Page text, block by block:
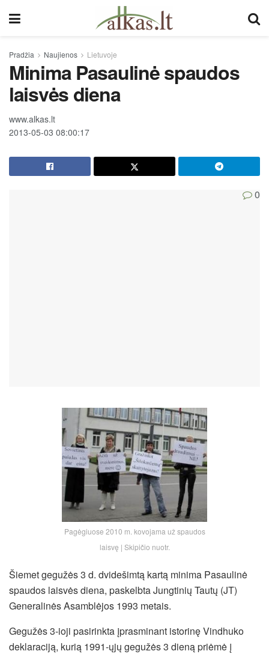
Pradžia Naujienos Lietuvoje
Minima Pasaulinė spaudos
laisvės diena
www.alkas.lt
2013-05-03 08:00:17
0
Pagėgiuose 2010 m. kovojama už spaudos
laisvę | Skipičio nuotr.
Šiemet gegužės 3 d. dvidešimtą kartą minima Pasaulinė
spaudos laisvės diena, paskelbta Jungtinių Tautų (JT)
Generalinės Asamblėjos 1993 metais.
Gegužės 3-ioji pasirinkta įprasminant istorinę Vindhuko
deklaraciją, kurią 1991-ųjų gegužės 3 dieną priėmė į